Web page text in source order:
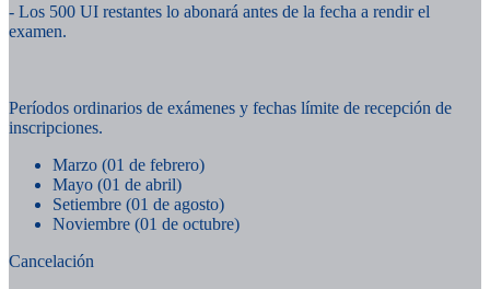
- Los 500 UI restantes lo abonará antes de la fecha a rendir el
examen.
Períodos ordinarios de exámenes y fechas límite de recepción de
inscripciones.
Marzo (01 de febrero)
Mayo (01 de abril)
Setiembre (01 de agosto)
Noviembre (01 de octubre)
Cancelación